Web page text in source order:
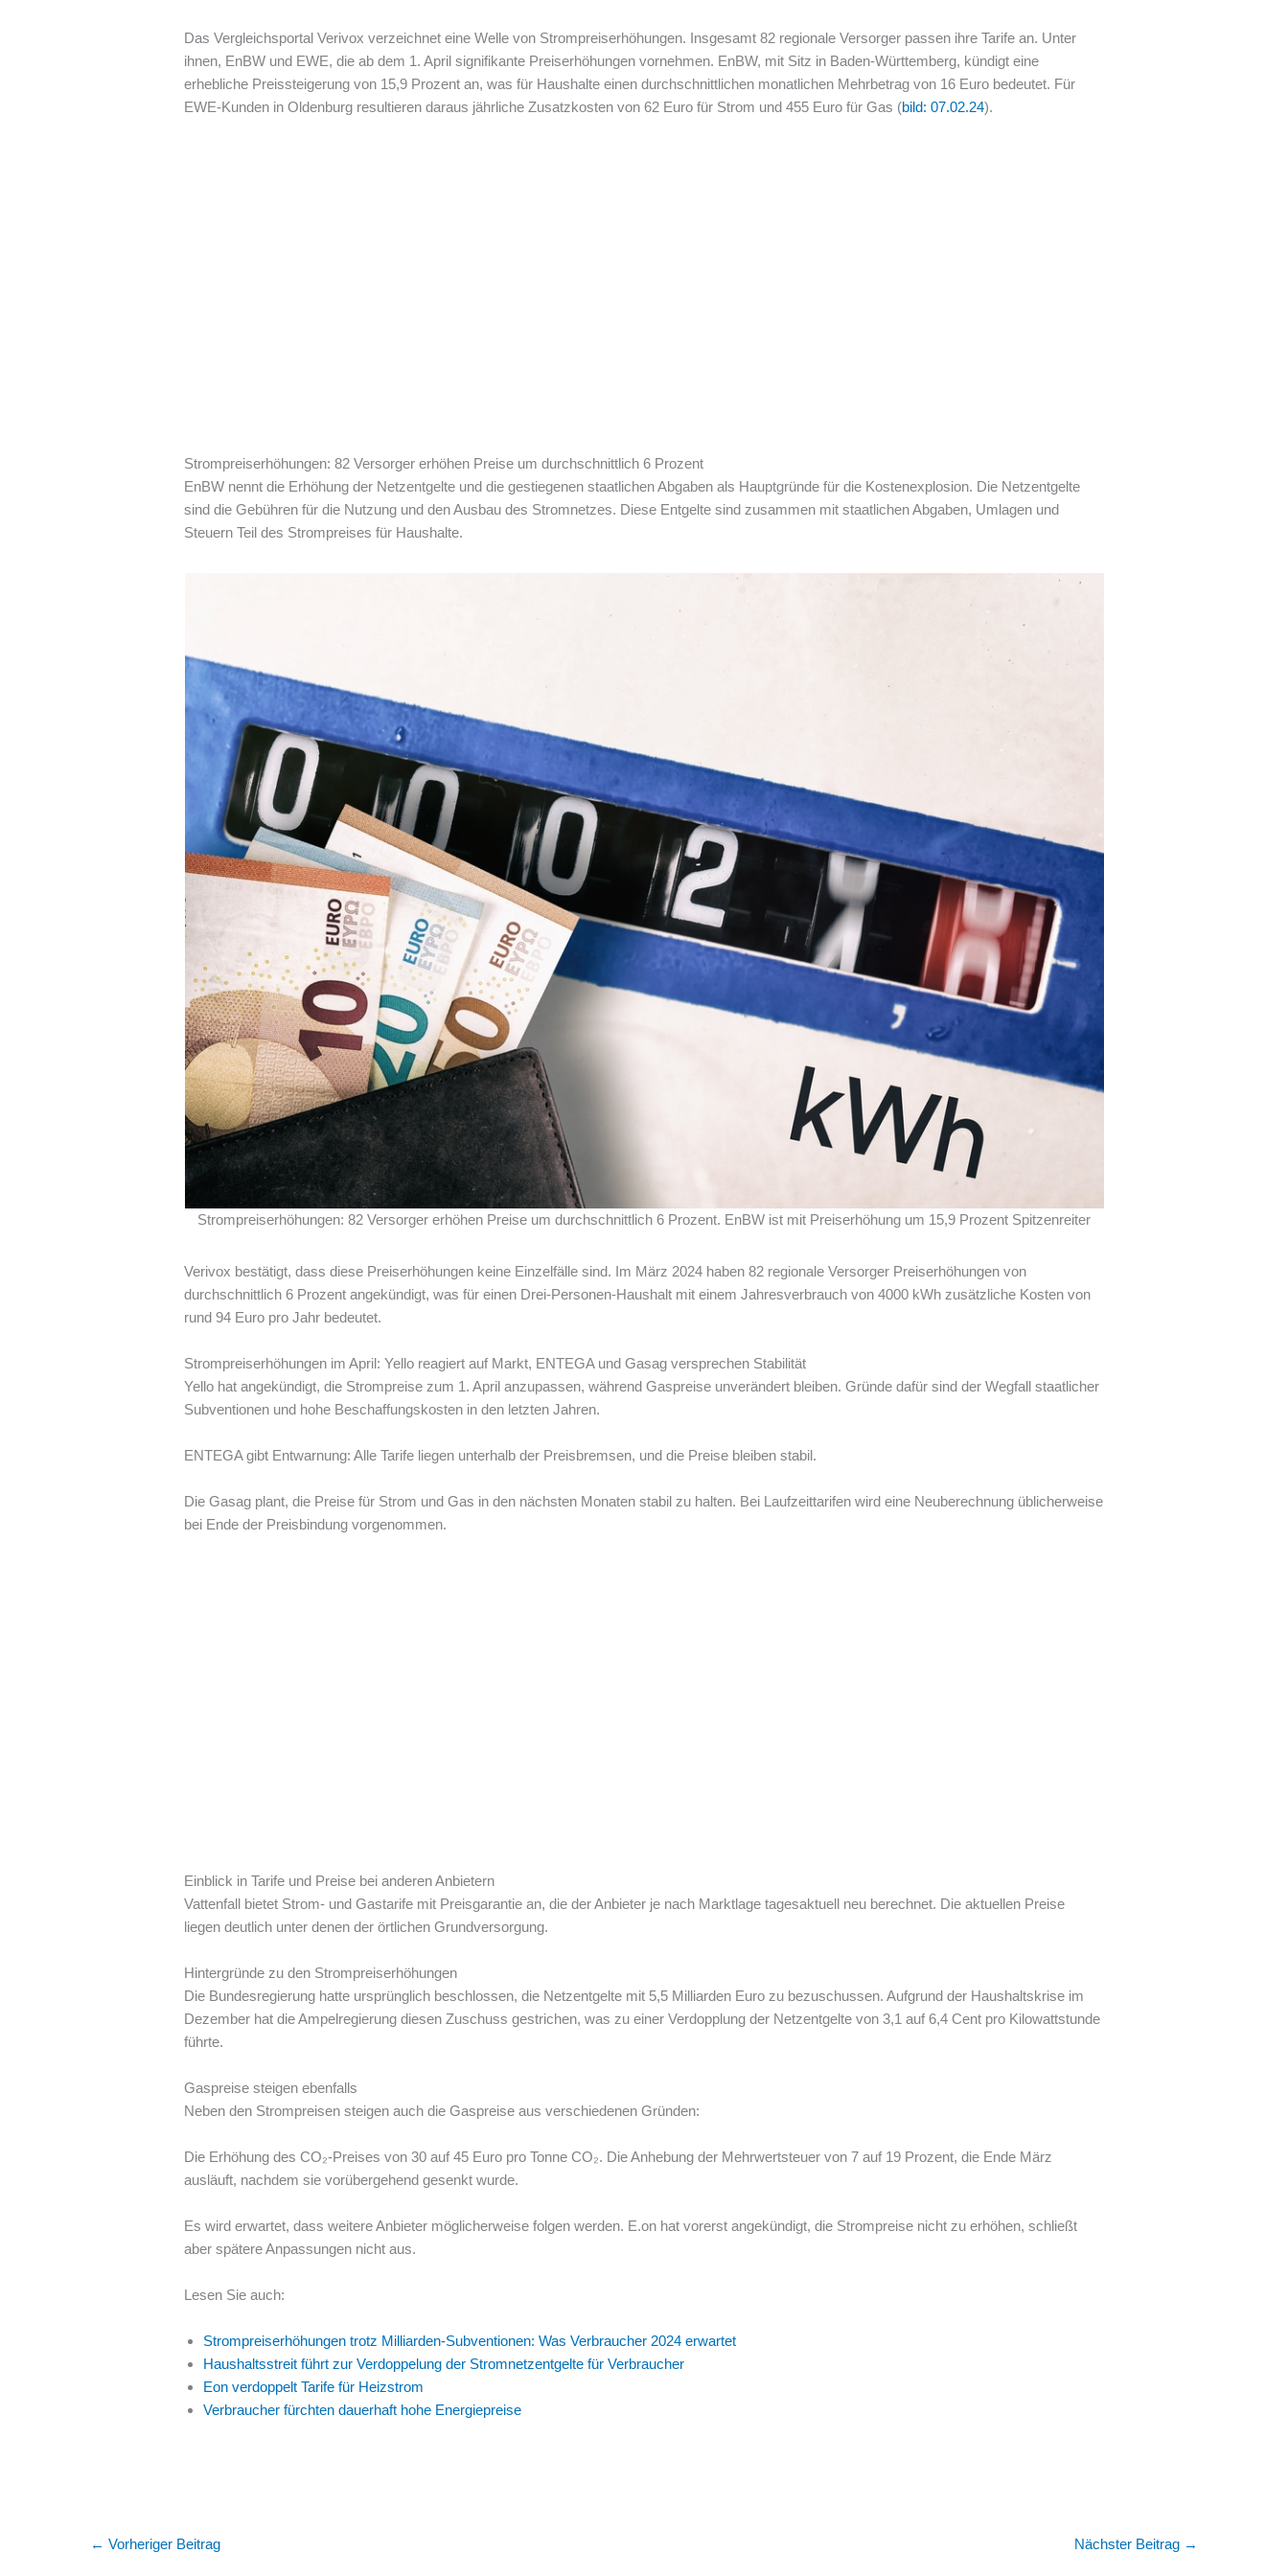
Das Vergleichsportal Verivox verzeichnet eine Welle von Strompreiserhöhungen. Insgesamt 82 regionale Versorger passen ihre Tarife an. Unter
ihnen, EnBW und EWE, die ab dem 1. April signifikante Preiserhöhungen vornehmen. EnBW, mit Sitz in Baden-Württemberg, kündigt eine
erhebliche Preissteigerung von 15,9 Prozent an, was für Haushalte einen durchschnittlichen monatlichen Mehrbetrag von 16 Euro bedeutet. Für
EWE-Kunden in Oldenburg resultieren daraus jährliche Zusatzkosten von 62 Euro für Strom und 455 Euro für Gas (bild: 07.02.24).
Strompreiserhöhungen: 82 Versorger erhöhen Preise um durchschnittlich 6 Prozent
EnBW nennt die Erhöhung der Netzentgelte und die gestiegenen staatlichen Abgaben als Hauptgründe für die Kostenexplosion. Die Netzentgelte
sind die Gebühren für die Nutzung und den Ausbau des Stromnetzes. Diese Entgelte sind zusammen mit staatlichen Abgaben, Umlagen und
Steuern Teil des Strompreises für Haushalte.
Strompreiserhöhungen: 82 Versorger erhöhen Preise um durchschnittlich 6 Prozent. EnBW ist mit Preiserhöhung um 15,9 Prozent Spitzenreiter
Verivox bestätigt, dass diese Preiserhöhungen keine Einzelfälle sind. Im März 2024 haben 82 regionale Versorger Preiserhöhungen von
durchschnittlich 6 Prozent angekündigt, was für einen Drei-Personen-Haushalt mit einem Jahresverbrauch von 4000 kWh zusätzliche Kosten von
rund 94 Euro pro Jahr bedeutet.
Strompreiserhöhungen im April: Yello reagiert auf Markt, ENTEGA und Gasag versprechen Stabilität
Yello hat angekündigt, die Strompreise zum 1. April anzupassen, während Gaspreise unverändert bleiben. Gründe dafür sind der Wegfall staatlicher
Subventionen und hohe Beschaffungskosten in den letzten Jahren.
ENTEGA gibt Entwarnung: Alle Tarife liegen unterhalb der Preisbremsen, und die Preise bleiben stabil.
Die Gasag plant, die Preise für Strom und Gas in den nächsten Monaten stabil zu halten. Bei Laufzeittarifen wird eine Neuberechnung üblicherweise
bei Ende der Preisbindung vorgenommen.
Einblick in Tarife und Preise bei anderen Anbietern
Vattenfall bietet Strom- und Gastarife mit Preisgarantie an, die der Anbieter je nach Marktlage tagesaktuell neu berechnet. Die aktuellen Preise
liegen deutlich unter denen der örtlichen Grundversorgung.
Hintergründe zu den Strompreiserhöhungen
Die Bundesregierung hatte ursprünglich beschlossen, die Netzentgelte mit 5,5 Milliarden Euro zu bezuschussen. Aufgrund der Haushaltskrise im
Dezember hat die Ampelregierung diesen Zuschuss gestrichen, was zu einer Verdopplung der Netzentgelte von 3,1 auf 6,4 Cent pro Kilowattstunde
führte.
Gaspreise steigen ebenfalls
Neben den Strompreisen steigen auch die Gaspreise aus verschiedenen Gründen:
Die Erhöhung des CO₂-Preises von 30 auf 45 Euro pro Tonne CO₂. Die Anhebung der Mehrwertsteuer von 7 auf 19 Prozent, die Ende März
ausläuft, nachdem sie vorübergehend gesenkt wurde.
Es wird erwartet, dass weitere Anbieter möglicherweise folgen werden. E.on hat vorerst angekündigt, die Strompreise nicht zu erhöhen, schließt
aber spätere Anpassungen nicht aus.
Lesen Sie auch:
Strompreiserhöhungen trotz Milliarden-Subventionen: Was Verbraucher 2024 erwartet
Haushaltsstreit führt zur Verdoppelung der Stromnetzentgelte für Verbraucher
Eon verdoppelt Tarife für Heizstrom
Verbraucher fürchten dauerhaft hohe Energiepreise
← Vorheriger Beitrag Nächster Beitrag →